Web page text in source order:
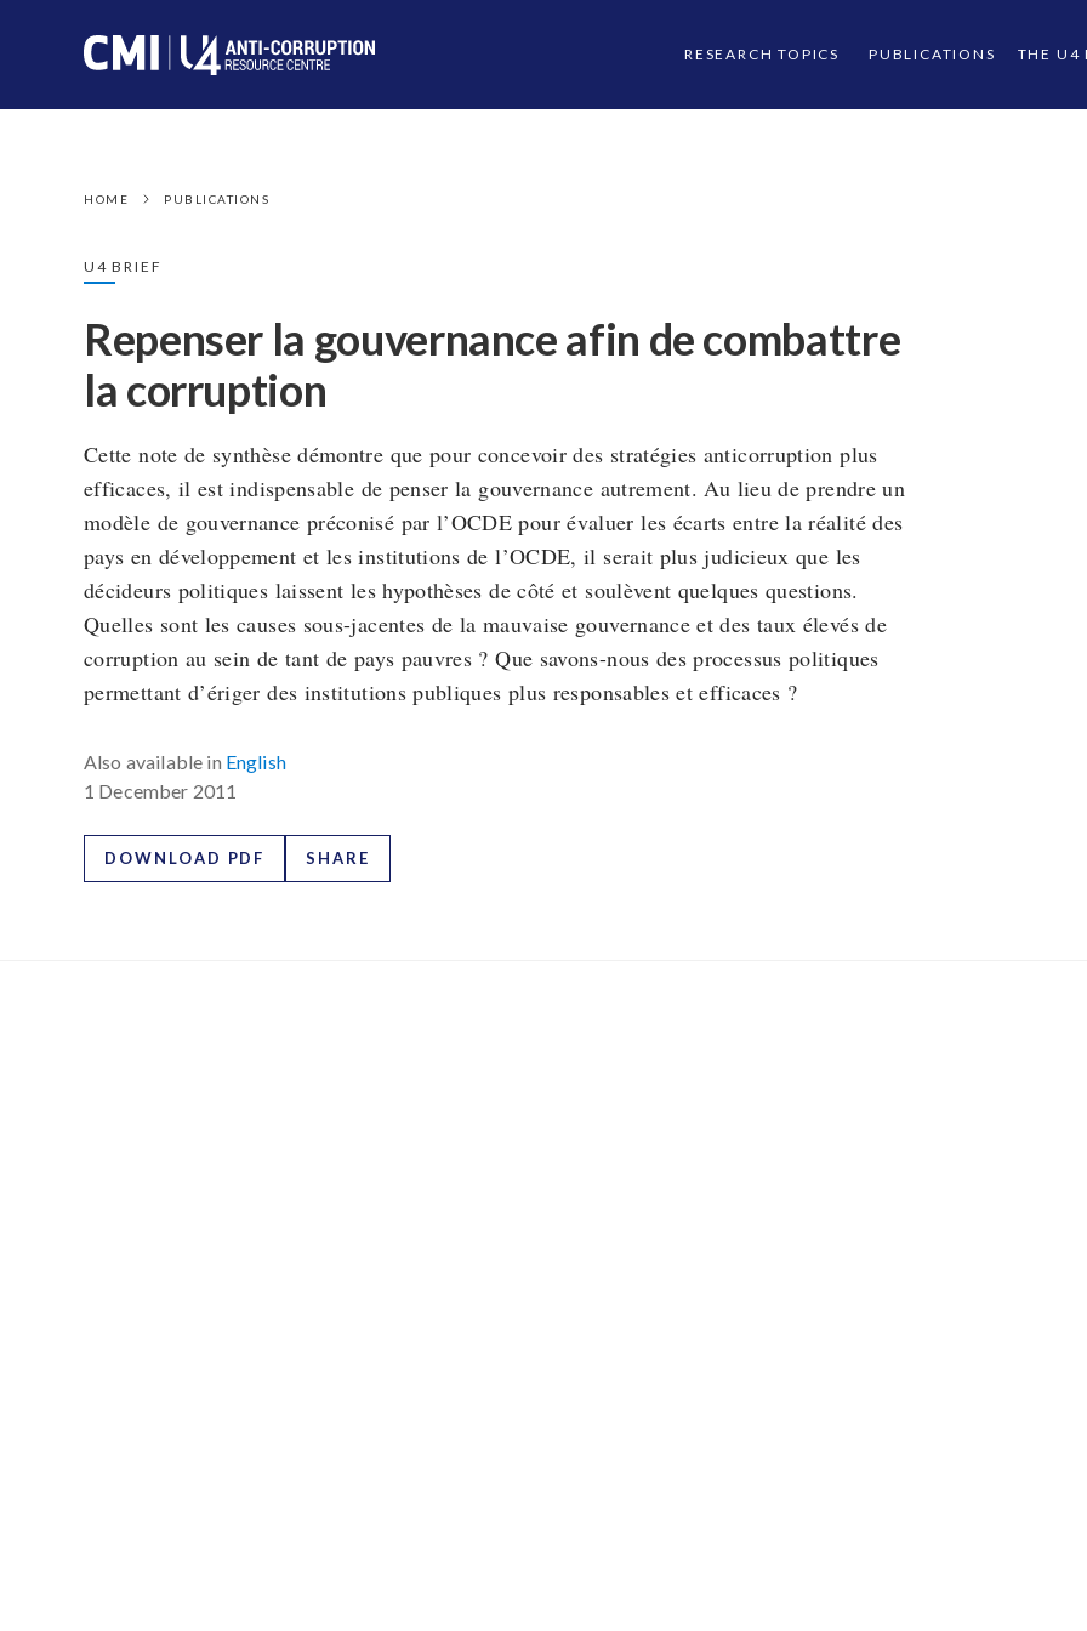
RESEARCH TOPICS PUBLICATIONS THE U4
HOME PUBLICATIONS
U4 BRIEF
Repenser la gouvernance afin de combattre
la corruption
Cette note de synthèse démontre que pour concevoir des stratégies anticorruption plus
efficaces, il est indispensable de penser la gouvernance autrement. Au lieu de prendre un
modèle de gouvernance préconisé par l’OCDE pour évaluer les écarts entre la réalité des
pays en développement et les institutions de l’OCDE, il serait plus judicieux que les
décideurs politiques laissent les hypothèses de côté et soulèvent quelques questions.
Quelles sont les causes sous-jacentes de la mauvaise gouvernance et des taux élevés de
corruption au sein de tant de pays pauvres ? Que savons-nous des processus politiques
permettant d’ériger des institutions publiques plus responsables et efficaces ?
Also available in English
1 December 2011
DOWNLOAD PDF SHARE